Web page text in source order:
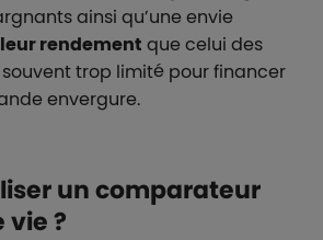
ainsi qu’une envie
rendement que celui des
trop limité pour financer
envergure.
un comparateur
vie ?